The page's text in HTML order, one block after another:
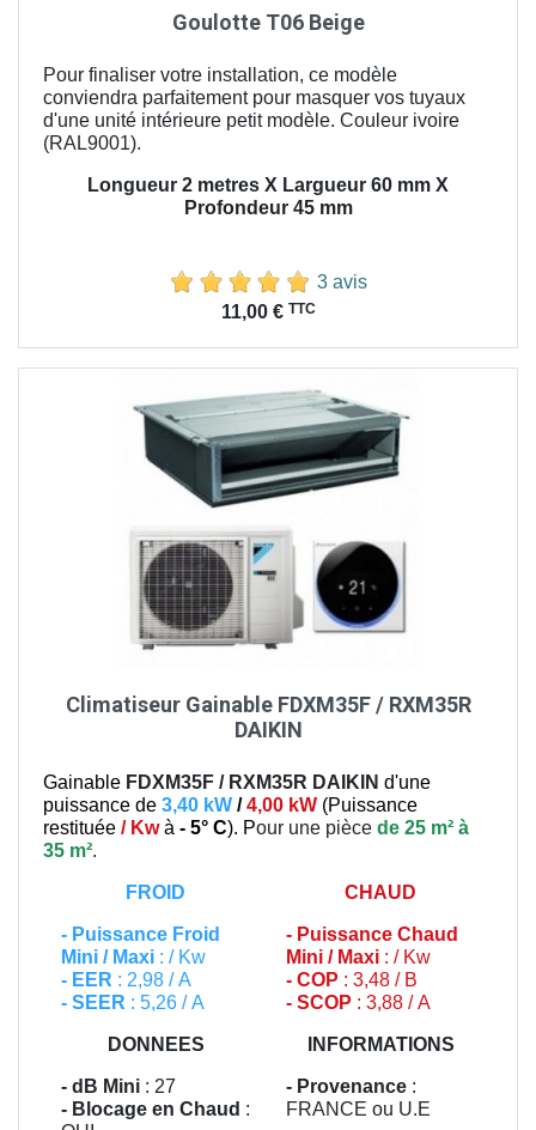
Goulotte T06 Beige
Pour finaliser votre installation, ce modèle
conviendra parfaitement pour masquer vos tuyaux
d'une unité intérieure petit modèle. Couleur ivoire
(RAL9001).
Longueur 2 metres X Largueur 60 mm X
Profondeur 45 mm
3 avis
11,00 € TTC
Climatiseur Gainable FDXM35F / RXM35R
DAIKIN
Gainable FDXM35F / RXM35R DAIKIN d'une
puissance de 3,40 kW /4,00 kW (Puissance
restituée / Kwà - 5° C). Pour une pièce de 25 m² à
35 m².
FROID
- Puissance Froid
Mini / Maxi : / Kw
- EER : 2,98 / A
- SEER : 5,26 / A
CHAUD
- Puissance Chaud
Mini / Maxi : / Kw
- COP : 3,48 / B
- SCOP : 3,88 / A
DONNEES
- dB Mini : 27
- Blocage en Chaud :
INFORMATIONS
- Provenance :
FRANCE ou U.E